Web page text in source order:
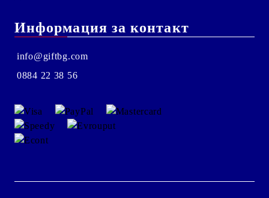
Информация за контакт
info@giftbg.com
0884 22 38 56